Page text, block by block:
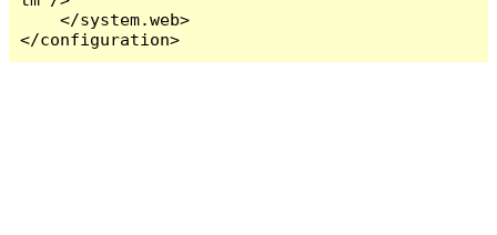
    </system.web>
</configuration>